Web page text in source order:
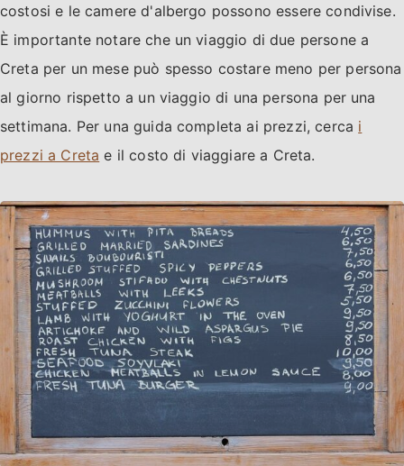
costosi e le camere d'albergo possono essere condivise.
È importante notare che un viaggio di due persone a
Creta per un mese può spesso costare meno per persona
al giorno rispetto a un viaggio di una persona per una
settimana. Per una guida completa ai prezzi, cerca i
prezzi a Creta e il costo di viaggiare a Creta.